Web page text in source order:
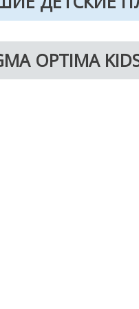
OPTIMA